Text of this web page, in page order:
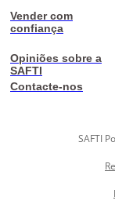
Vender com
confiança
Opiniões sobre a
SAFTI
Contacte-nos
SAFTI